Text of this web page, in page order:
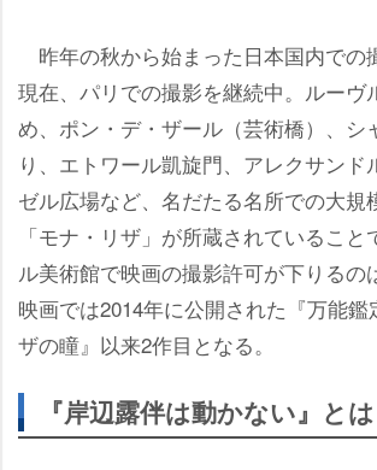
昨年の秋から始まった日本国内での
現在、パリでの撮影を継続中。ルーヴ
め、ポン・デ・ザール（芸術橋）、シ
り、エトワール凱旋門、アレクサンド
ゼル広場など、名だたる名所での大規
「モナ・リザ」が所蔵されているこ
ル美術館で映画の撮影許可が下りるの
映画では2014年に公開された『万能鑑
ザの瞳』以来2作目となる。
『岸辺露伴は動かない』と